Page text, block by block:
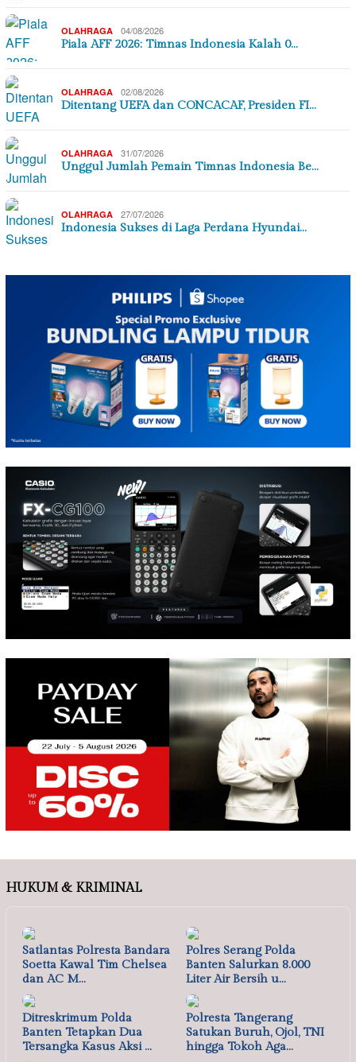
OLAHRAGA 04/08/2026
Piala AFF 2026: Timnas Indonesia Kalah 0…
OLAHRAGA 02/08/2026
Ditentang UEFA dan CONCACAF, Presiden FI…
OLAHRAGA 31/07/2026
Unggul Jumlah Pemain Timnas Indonesia Be…
OLAHRAGA 27/07/2026
Indonesia Sukses di Laga Perdana Hyundai…
HUKUM & KRIMINAL
Satlantas Polresta Bandara
Soetta Kawal Tim Chelsea
dan AC M…
Polres Serang Polda
Banten Salurkan 8.000
Liter Air Bersih u…
Ditreskrimum Polda
Banten Tetapkan Dua
Tersangka Kasus Aksi …
Polresta Tangerang
Satukan Buruh, Ojol, TNI
hingga Tokoh Aga…